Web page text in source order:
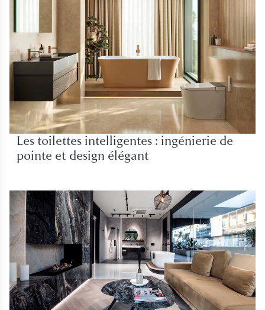
Les toilettes intelligentes : ingénierie de
pointe et design élégant